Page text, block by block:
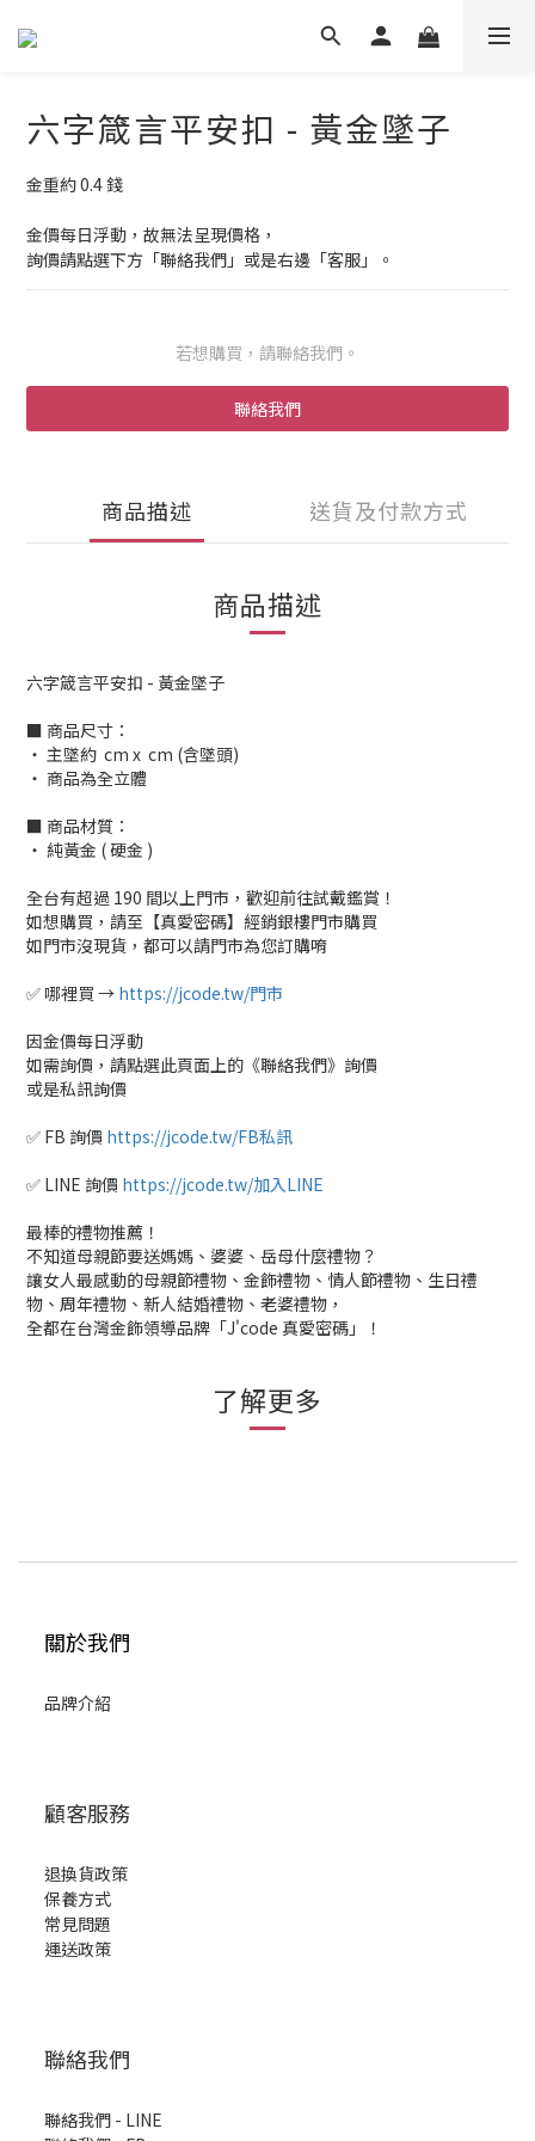
六字箴言平安扣 - 黃金墜子
金重約 0.4 錢
金價每日浮動，故無法呈現價格，
詢價請點選下方「聯絡我們」或是右邊「客服」。
若想購買，請聯絡我們。
聯絡我們
商品描述 送貨及付款方式
商品描述
六字箴言平安扣 - 黃金墜子
■ 商品尺寸：
‧ 主墜約 cm x cm (含墜頭)
‧ 商品為全立體
■ 商品材質：
‧ 純黃金 ( 硬金 )
全台有超過 190 間以上門市，歡迎前往試戴鑑賞！
如想購買，請至【真愛密碼】經銷銀樓門市購買
如門市沒現貨，都可以請門市為您訂購唷
✅ 哪裡買 → https://jcode.tw/門市
因金價每日浮動
如需詢價，請點選此頁面上的《聯絡我們》詢價
或是私訊詢價
✅ FB 詢價 https://jcode.tw/FB私訊
✅ LINE 詢價 https://jcode.tw/加入LINE
最棒的禮物推薦！
不知道母親節要送媽媽、婆婆、岳母什麼禮物？
讓女人最感動的母親節禮物、金飾禮物、情人節禮物、生日禮
物、周年禮物、新人結婚禮物、老婆禮物，
全都在台灣金飾領導品牌「J'code 真愛密碼」！
了解更多
關於我們
品牌介紹
顧客服務
退換貨政策
保養方式
常見問題
運送政策
聯絡我們
聯絡我們 - LINE